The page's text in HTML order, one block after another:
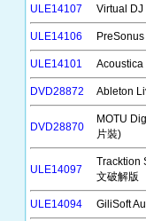
ULE14107 Virtual DJ
ULE14106
ULE14101 Acoustica
DVD28872 Ableton
DVD28870
MOTU
片裝)
ULE14097
Tracktion
文破解版
ULE14094 GiliSoft